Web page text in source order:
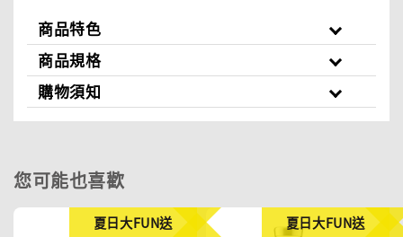
商品特色
商品規格
購物須知
您可能也喜歡
夏日大FUN送 夏日大FUN送